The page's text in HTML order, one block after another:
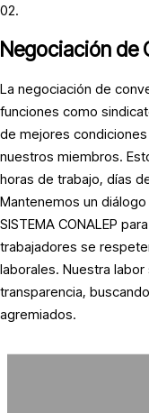
02.
Negociación de
La negociación de
funciones como
de mejores
nuestros miembros.
horas de trabajo, días
Mantenemos un
SISTEMA CONALEP
trabajadores se
laborales. Nuestra
transparencia,
agremiados.